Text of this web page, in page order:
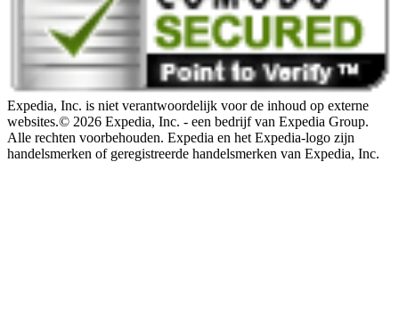
Expedia, Inc. is niet verantwoordelijk voor de inhoud op externe
websites.© 2026 Expedia, Inc. - een bedrijf van Expedia Group.
Alle rechten voorbehouden. Expedia en het Expedia-logo zijn
handelsmerken of geregistreerde handelsmerken van Expedia, Inc.